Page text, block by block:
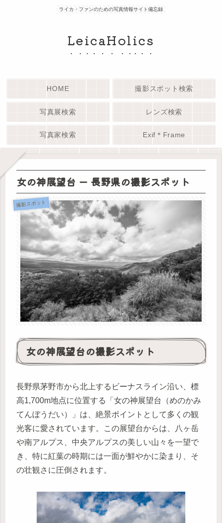
ライカ・ファンのための写真情報サイト備忘録
LeicaHolics
HOME 撮影スポット検索
写真展検索 レンズ検索
写真家検索 Exif＊Frame
女の神展望台 ー 長野県の撮影スポット
撮影スポット
女の神展望台の撮影スポット
長野県茅野市から北上するビーナスライン沿い、標
高1,700m地点に位置する「女の神展望台（めのかみ
てんぼうだい）」は、絶景ポイントとして多くの観
光客に愛されています。この展望台からは、八ヶ岳
や南アルプス、中央アルプスの美しい山々を一望で
き、特に紅葉の時期には一面が鮮やかに染まり、そ
の壮観さに圧倒されます。